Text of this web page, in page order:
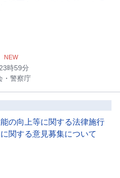
NEW
時59分
・警察庁
の向上等に関する法律施行
関する意見募集について